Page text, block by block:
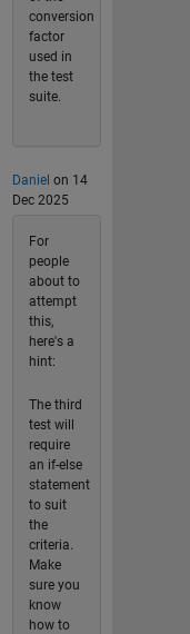
conversion
factor
used in
the test
suite.
Daniel on 14
Dec 2025
For
people
about to
attempt
this,
here's a
hint:
The third
test will
require
an if-else
statement
to suit
the
criteria.
Make
sure you
know
how to